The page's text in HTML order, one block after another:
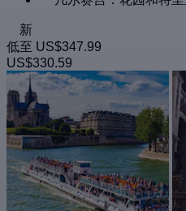
新
低至 US$347.99
US$330.59